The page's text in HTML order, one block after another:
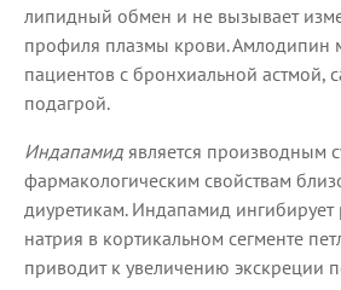
липидный обмен и не вызывает
профиля плазмы крови. Амлодипин
пациентов с бронхиальной астмой,
подагрой.
Индапамид является производным
фармакологическим свойствам
диуретикам. Индапамид
натрия в кортикальном сегменте
приводит к увеличению экскреции